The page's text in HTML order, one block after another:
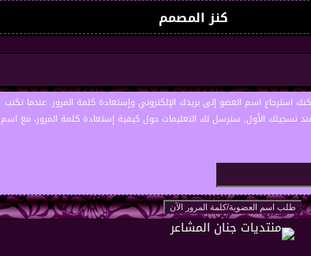
كنز المصمم
استرجاع اسم العضو إلى بريدك الإلكتروني وإستعادة كلمة المرور. عندما تكتب
تسجيلك الأول, سترسل لك التعليمات حول كيفية إستعادة كلمة المرور، مع اسم